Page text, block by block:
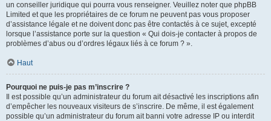
un conseiller juridique qui pourra vous renseigner. Veuillez noter que phpBB
Limited et que les propriétaires de ce forum ne peuvent pas vous proposer
d’assistance légale et ne doivent donc pas être contactés à ce sujet, excepté
lorsque l’assistance porte sur la question « Qui dois-je contacter à propos de
problèmes d’abus ou d’ordres légaux liés à ce forum ? ».
Haut
Pourquoi ne puis-je pas m’inscrire ?
Il est possible qu’un administrateur du forum ait désactivé les inscriptions afin
d’empêcher les nouveaux visiteurs de s’inscrire. De même, il est également
possible qu’un administrateur du forum ait banni votre adresse IP ou interdit